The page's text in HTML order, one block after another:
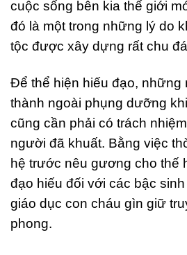
cuộc sống bên kia thế giới
đó là một trong những lý do
tộc được xây dựng rất chu
Để thể hiện hiếu đạo,
thành ngoài phụng dưỡng
cũng cần phải có trách
người đã khuất. Bằng việc
hệ trước nêu gương cho thế
đạo hiếu đối với các bậc
giáo dục con cháu gìn giữ
phong.